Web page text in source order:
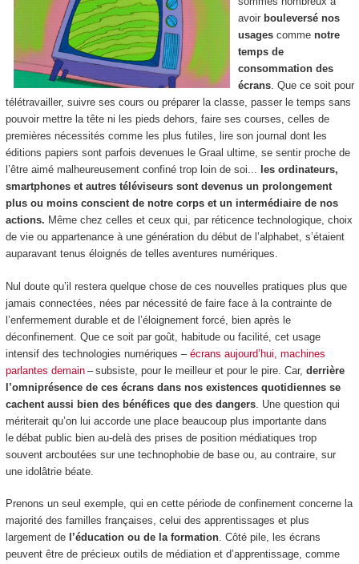
avoir bouleversé nos
usagescomme notre
temps de
consommation des
écrans. Que ce soit pour
télétravailler, suivre ses cours ou préparer la classe, passer le temps sans
pouvoir mettre la tête ni les pieds dehors, faire ses courses, celles de
premières nécessités comme les plus futiles, lire son journal dont les
éditions papiers sont parfois devenues le Graal ultime, se sentir proche de
l’être aimé malheureusement confiné trop loin de soi... les ordinateurs,
smartphones et autres téléviseurs sont devenus un prolongement
plus ou moins conscient de notre corps et un intermédiaire de nos
actions. Même chez celles et ceux qui, par réticence technologique, choix
de vie ou appartenance à une génération du début de l’alphabet, s’étaient
auparavant tenus éloignés de telles aventures numériques.
Nul doute qu’il restera quelque chose de ces nouvelles pratiques plus que
jamais connectées, nées par nécessité de faire face à la contrainte de
l’enfermement durable et de l’éloignement forcé, bien après le
déconfinement. Que ce soit par goût, habitude ou facilité, cet usage
intensif des technologies numériques – écrans aujourd’hui, machines
parlantes demain– subsiste, pour le meilleur et pour le pire. Car, derrière
l’omniprésence de ces écrans dans nos existences quotidiennes se
cachent aussi bien des bénéfices que des dangers. Une question qui
mériterait qu’on lui accorde une place beaucoup plus importante dans
le débat public bien au-delà des prises de position médiatiques trop
souvent arcboutées sur une technophobie de base ou, au contraire, sur
une idolâtrie béate.
Prenons un seul exemple, qui en cette période de confinement concerne la
majorité des familles françaises, celui des apprentissages et plus
largement de l’éducation ou de la formation. Côté pile, les écrans
peuvent être de précieux outils de médiation et d’apprentissage, comme